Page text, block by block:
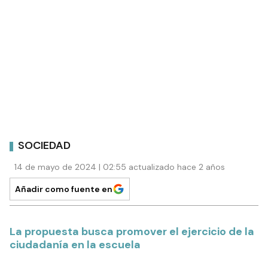
SOCIEDAD
14 de mayo de 2024 | 02:55 actualizado hace 2 años
Añadir como fuente en
La propuesta busca promover el ejercicio de la
ciudadanía en la escuela